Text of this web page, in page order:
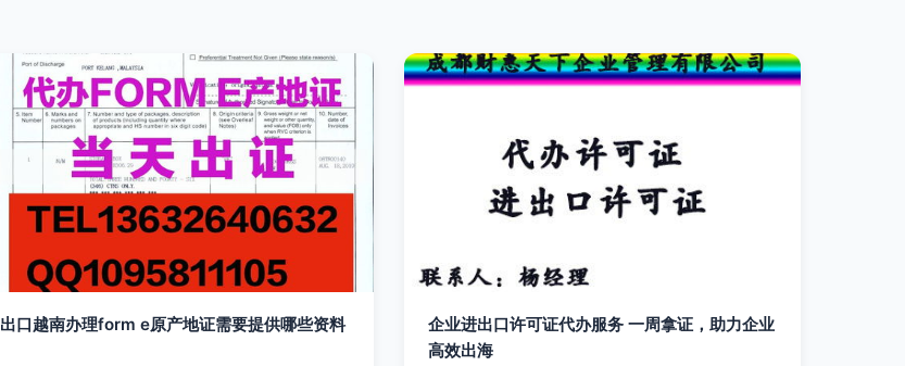
出口越南办理form e原产地证需要提供哪些资料
企业进出口许可证代办服务 一周拿证，助力企业
高效出海